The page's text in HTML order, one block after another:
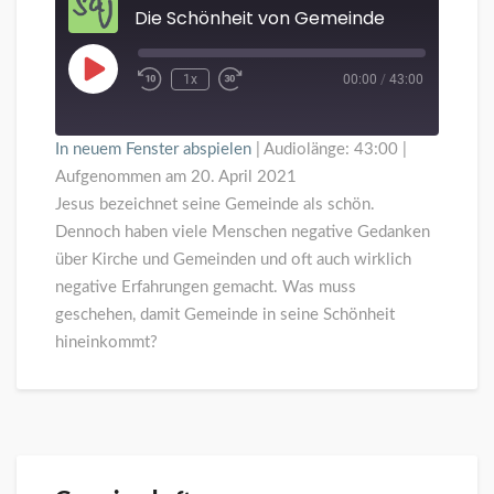
Gemeinde
Die Schönheit von Gemeinde
Play
Episode
1x 00:00 / 43:00
In neuem Fenster abspielen Audiolänge: 43:00
Aufgenommen am 20. April 2021
Jesus bezeichnet seine Gemeinde als schön.
Dennoch haben viele Menschen negative Gedanken
über Kirche und Gemeinden und oft auch wirklich
negative Erfahrungen gemacht. Was muss
geschehen, damit Gemeinde in seine Schönheit
hineinkommt?